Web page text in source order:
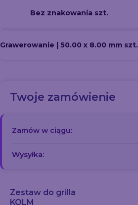
Bez znakowania szt.
Grawerowanie | 50.00 x 8.00 mm szt.
Twoje zamówienie
Zamów w ciągu:
Wysyłka:
Zestaw do grilla
KOLM